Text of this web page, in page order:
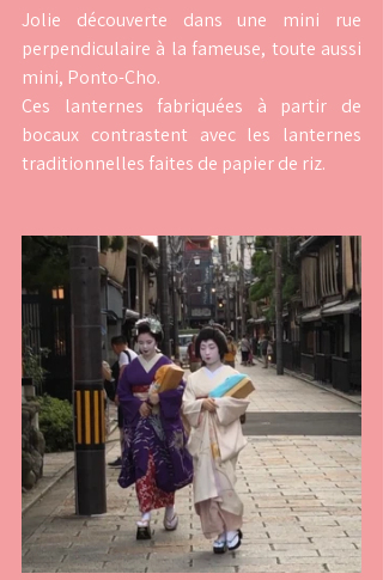
Jolie découverte dans une mini rue
perpendiculaire à la fameuse, toute aussi
mini, Ponto-Cho.
Ces lanternes fabriquées à partir de
bocaux contrastent avec les lanternes
traditionnelles faites de papier de riz.